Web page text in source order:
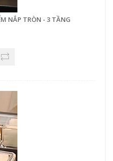
NẮP TRÒN - 3 TẦNG